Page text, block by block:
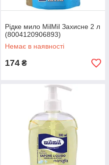
Рідке мило MilMil Захисне 2 л
(8004120906893)
Немає в наявності
174 ₴